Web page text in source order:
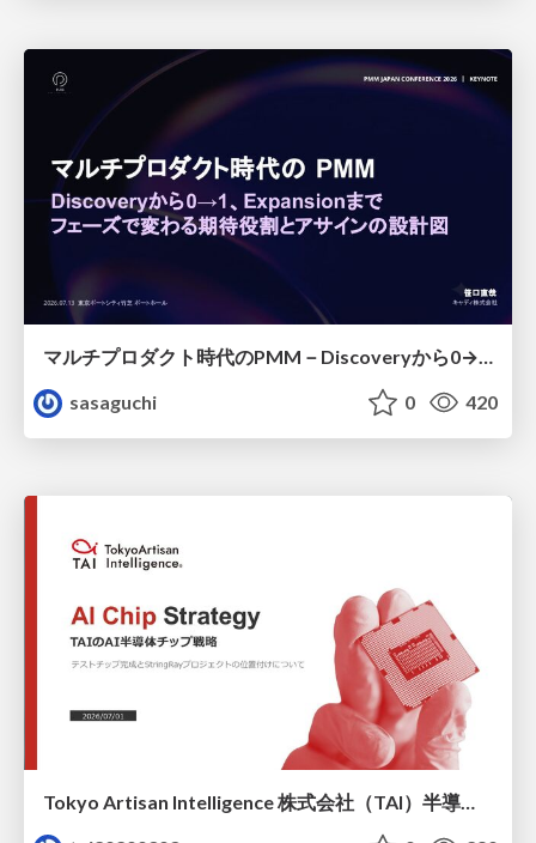
sasaguchi
0 420
Tokyo Artisan Intelligence 株式会社（TAI）半導体戦略_最新版